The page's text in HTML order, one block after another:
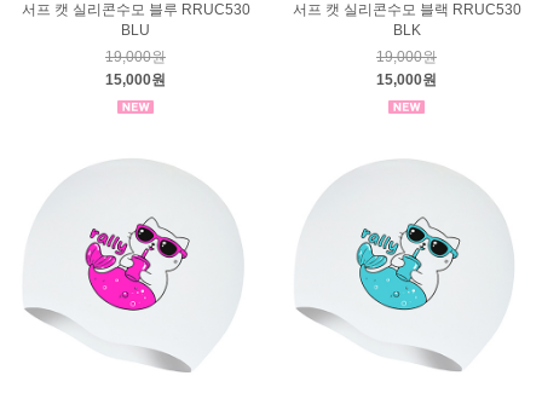
서프 캣 실리콘수모 블루 RRUC530
BLU
19,000원
15,000원
서프 캣 실리콘수모 블랙 RRUC530
BLK
19,000원
15,000원